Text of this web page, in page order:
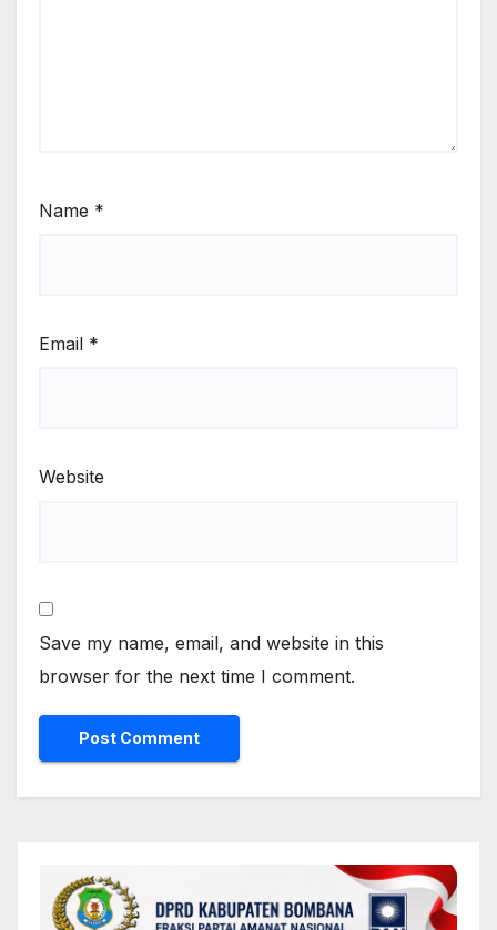
Name *
Email *
Website
Save my name, email, and website in this
browser for the next time I comment.